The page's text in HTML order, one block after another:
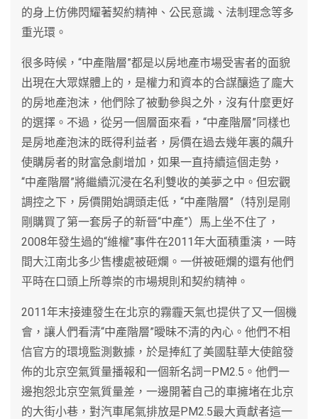
的身上仿佛閃耀著契約精神、公民意識、法制理念等多
重光環。
很多時候，“中產階層”都是以房地產市場受害者的面貌
出現在大眾媒體上的，是權力和資本的合謀釀造了龐大
的房地產泡沫，他們除了被動參與之外，沒有什麼更好
的選擇。不過，從另一個層面來看，“中產階層”同樣也
是房地產泡沫的既得利益者，房價在過去幾年裏的飆升
使購房者的財富急劇增加，如果一直持續這個走勢，
“中產階層”將繼續沉浸在名利雙收的美夢之中。但宏觀
調控之下，房價開始調頭走低，“中產階層”（特別是剛
剛購買了第一套房子的新晉“中產”）馬上坐不住了，
2008年發生過的“維權”事件在2011年大面積重演，一時
間大江南北多少售樓處被砸爛。一併被砸爛的還有他們
平時在口頭上所尊崇的市場規則和契約精神。
2011年末接連發生在北京的霧霾天氣也提供了又一個機
會，讓人們看清“中產階層”曖昧不清的內心。他們不相
信官方的環境監測數據，於是捧紅了美國駐華大使館發
佈的北京空氣質量播報和一個新名詞—PM2.5。他們一
邊抱怨北京空氣質量差，一邊開著自己的車擁堵在北京
的大街小巷，對汽車尾氣排放是PM2.5最大貢獻者這一